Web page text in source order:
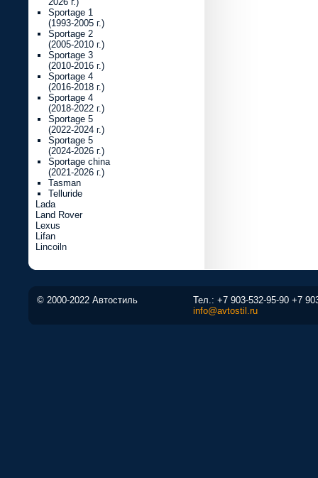
Sportage 1
(1993-2005 г.)
Sportage 2
(2005-2010 г.)
Sportage 3
(2010-2016 г.)
Sportage 4
(2016-2018 г.)
Sportage 4
(2018-2022 г.)
Sportage 5
(2022-2024 г.)
Sportage 5
(2024-2026 г.)
Sportage china
(2021-2026 г.)
Tasman
Telluride
Lada
Land Rover
Lexus
Lifan
Lincoiln
© 2000-2022 Автостиль Тел.: +7 903-532-95-90 +7
info@avtostil.ru